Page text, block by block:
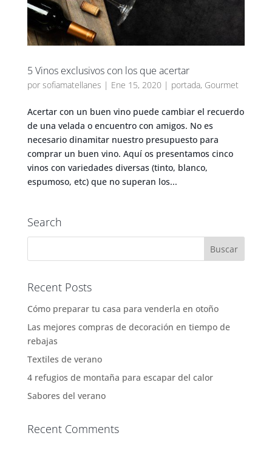
5 Vinos exclusivos con los que acertar
por sofiamatellanes | Ene 15, 2020 | portada, Gourmet
Acertar con un buen vino puede cambiar el recuerdo
de una velada o encuentro con amigos. No es
necesario dinamitar nuestro presupuesto para
comprar un buen vino. Aquí os presentamos cinco
vinos con variedades diversas (tinto, blanco,
espumoso, etc) que no superan los...
Search
Recent Posts
Cómo preparar tu casa para venderla en otoño
Las mejores compras de decoración en tiempo de
rebajas
Textiles de verano
4 refugios de montaña para escapar del calor
Sabores del verano
Recent Comments